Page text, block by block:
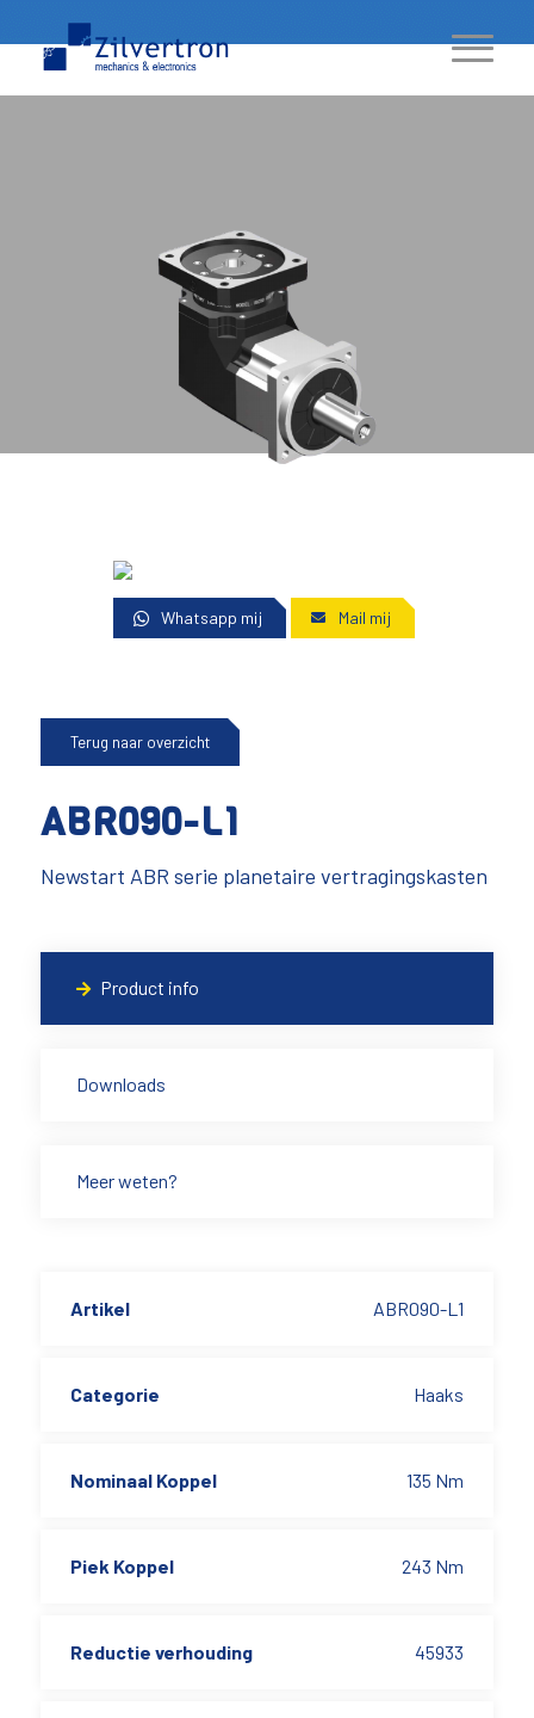
Whatsapp mij Mail mij
Terug naar overzicht
ABR090-L1
Newstart ABR serie planetaire vertragingskasten
Product info
Downloads
Meer weten?
Artikel ABR090-L1
Categorie Haaks
Nominaal Koppel 135 Nm
Piek Koppel 243 Nm
Reductie verhouding 45933